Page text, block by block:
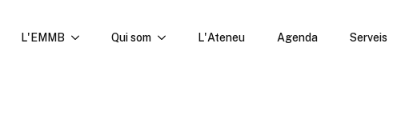
L'EMMB Qui som L'Ateneu Agenda Serveis